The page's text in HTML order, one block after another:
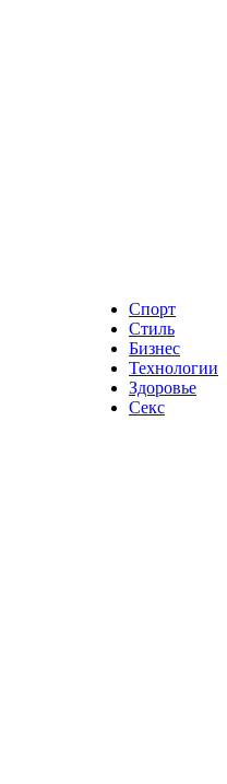
Спорт
Стиль
Бизнес
Технологии
Здоровье
Секс